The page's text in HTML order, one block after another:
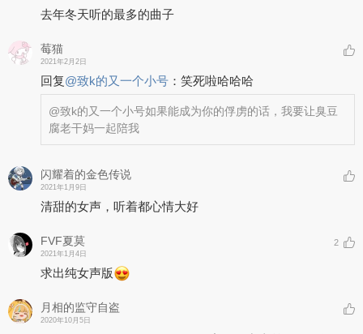
去年冬天听的最多的曲子
莓猫
2021年2月2日
回复@致k的又一个小号 ： 笑死啦哈哈哈
@致k的又一个小号如果能成为你的俘虏的话，我要让臭豆
腐老干妈一起陪我
闪耀着的金色传说
2021年1月9日
清甜的女声，听着都心情大好
FVF夏莫
2021年1月4日
2
求出纯女声版
月相的监守自盗
2020年10月5日